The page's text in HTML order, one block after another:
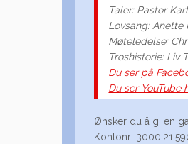
Taler: Pastor
Lovsang: Anette
Møteledelse:
Troshistorie: Liv
Du ser på
Du ser YouTube
Ønsker du å gi en
Kontonr: